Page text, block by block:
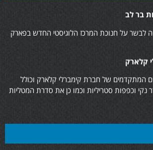
בר לב
על חנוכת המרכז הלוגיסטי החדש בפארק
קלארק
המתקדמים של חברת קימברלי קלארק וכולל
נקי וכפפות סטריליות וכמו כן את סדרת המטליות